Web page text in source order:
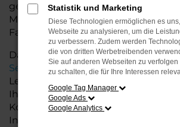
geräumiges Familienfahrzeug oder
Modell suchen, bei uns finden Sie
Fahrzeug.
Darüber hinaus bieten wir Ihnen
Services rund um Seat für Syke,
Leasing- und
Ihnen ermöglichen, Ihr
Konditionen zu erwerben. Auch die
Inzahlungnahme Ihres alten
Statistik und Marketing
Diese Technologien ermöglichen es
Webseite zu analysieren, um die
zu verbessern. Zudem werden
die von dritten Werbetreibenden
Sie auf anderen Webseiten zu
zu schalten, die für Ihre Interessen
Google Tag Manager
Google Ads
Google Analytics